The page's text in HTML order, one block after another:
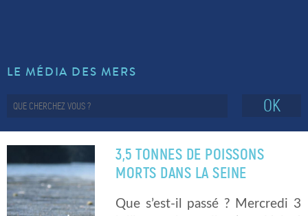
LE MÉDIA DES MERS
OK
3,5 TONNES DE POISSONS
MORTS DANS LA SEINE
Que s’est-il passé ? Mercredi 3